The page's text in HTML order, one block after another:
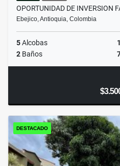
OPORTUNIDAD DE INVERSION
Ebejico, Antioquia, Colombia
5Alcobas
2 Baños
DESTACADO